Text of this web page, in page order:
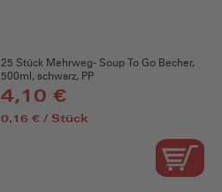
25 Stück Mehrweg- Soup To Go Becher,
500ml, schwarz, PP
4,10 €
0,16 € / Stück